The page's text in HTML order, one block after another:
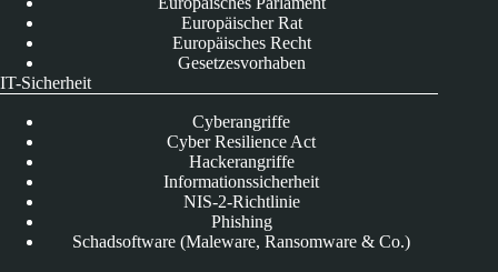
Europäischer Rat
Europäisches Recht
Gesetzesvorhaben
IT-Sicherheit
Cyberangriffe
Cyber Resilience Act
Hackerangriffe
Informationssicherheit
NIS-2-Richtlinie
Phishing
Schadsoftware (Maleware, Ransomware & Co.)